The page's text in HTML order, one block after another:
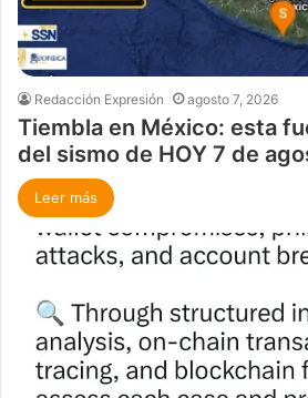
Redacción Expresión agosto 7, 2026
Tiembla en México: esta
del sismo de HOY 7 de
Leer más